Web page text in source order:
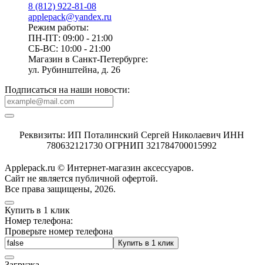
8 (812) 922-81-08
applepack@yandex.ru
Режим работы:
ПН-ПТ: 09:00 - 21:00
СБ-ВС: 10:00 - 21:00
Магазин в Санкт-Петербурге:
ул. Рубинштейна, д. 26
Подписаться на наши новости:
Реквизиты: ИП Поталинский Сергей Николаевич ИНН
780632121730 ОГРНИП 321784700015992
Applepack.ru © Интернет-магазин аксессуаров.
Cайт не является публичной офертой.
Все права защищены, 2026.
Купить в 1 клик
Номер телефона:
Проверьте номер телефона
Купить в 1 клик